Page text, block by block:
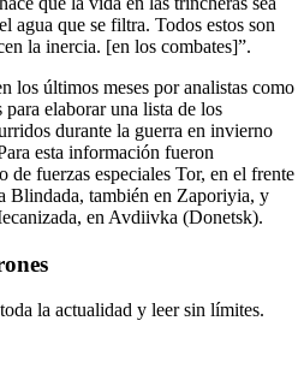
agua que se filtra. Todos estos son
la inercia. [en los combates]”.
los últimos meses por analistas como
elaborar una lista de los
durante la guerra en invierno
esta información fueron
de fuerzas especiales Tor, en el frente
Blindada, también en Zaporiyia, y
en Avdiivka (Donetsk).
la actualidad y leer sin límites.